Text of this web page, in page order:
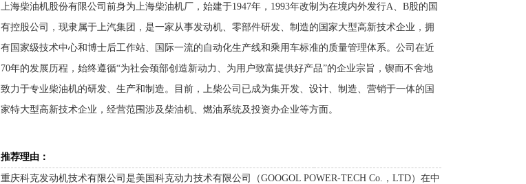
上海柴油机股份有限公司前身为上海柴油机厂，始建于1947年，1993年改制为在境内外发行A、B股的国
有控股公司，现隶属于上汽集团，是一家从事发动机、零部件研发、制造的国家大型高新技术企业，拥
有国家级技术中心和博士后工作站、国际一流的自动化生产线和乘用车标准的质量管理体系。公司在近
70年的发展历程，始终遵循“为社会颈部创造新动力、为用户致富提供好产品”的企业宗旨，锲而不舍地
致力于专业柴油机的研发、生产和制造。目前，上柴公司已成为集开发、设计、制造、营销于一体的国
家特大型高新技术企业，经营范围涉及柴油机、燃油系统及投资办企业等方面。
推荐理由：
重庆科克发动机技术有限公司是美国科克动力技术有限公司（GOOGOL POWER-TECH Co.，LTD）在中